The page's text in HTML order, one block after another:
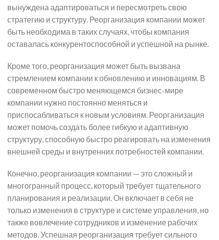
вынуждена адаптироваться и пересмотреть свою
стратегию и структуру. Реорганизация компании может
быть необходима в таких случаях, чтобы компания
оставалась конкурентоспособной и успешной на рынке.
Кроме того, реорганизация может быть вызвана
стремлением компании к обновлению и инновациям. В
современном быстро меняющемся бизнес-мире
компании нужно постоянно меняться и
приспосабливаться к новым условиям. Реорганизация
может помочь создать более гибкую и адаптивную
структуру, способную быстро реагировать на изменения
внешней среды и внутренних потребностей компании.
Конечно, реорганизация компании — это сложный и
многогранный процесс, который требует тщательного
планирования и реализации. Он включает в себя не
только изменения в структуре и системе управления, но
также вовлечение сотрудников и изменение рабочих
методов. Успешная реорганизация требует сильного